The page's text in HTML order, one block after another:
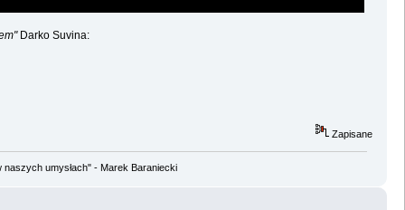
Darko Suvina:
Zapisane
umysłach" - Marek Baraniecki